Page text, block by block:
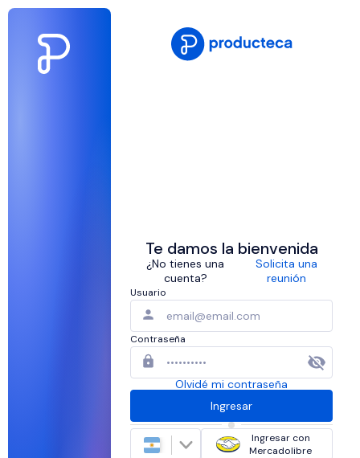
Te damos la bienvenida
¿No tienes una
cuenta?
Solicita una
reunión
Usuario
Contraseña
Olvidé mi contraseña
Ingresar
Ingresar con
Mercadolibre